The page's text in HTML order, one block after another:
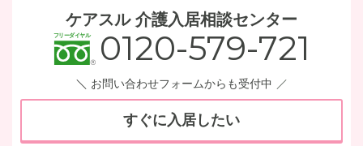
ケアスル 介護入居相談センター
0120-579-721
お問い合わせフォームからも受付中
すぐに入居したい